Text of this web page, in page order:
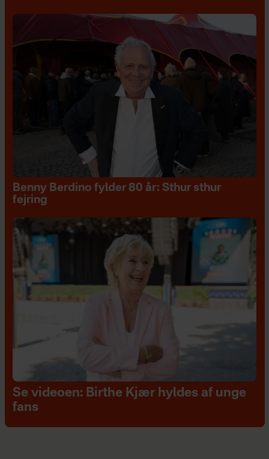
Benny Berdino fylder 80 år: Sthur sthur
fejring
Se videoen: Birthe Kjær hyldes af unge
fans